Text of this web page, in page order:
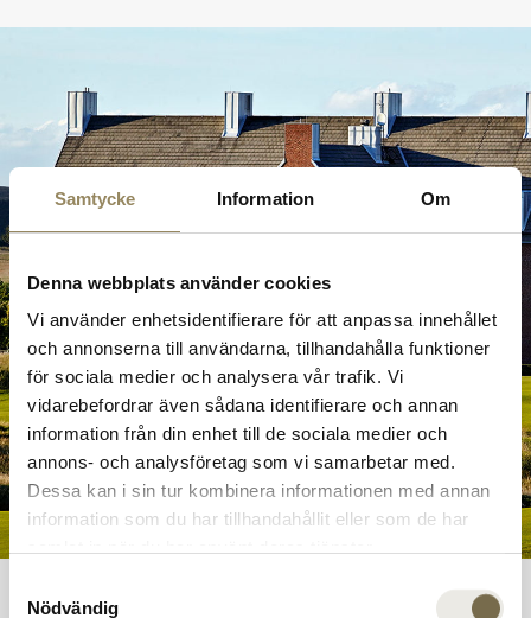
Samtycke Information Om
Denna webbplats använder cookies
Vi använder enhetsidentifierare för att anpassa innehållet
och annonserna till användarna, tillhandahålla funktioner
för sociala medier och analysera vår trafik. Vi
vidarebefordrar även sådana identifierare och annan
information från din enhet till de sociala medier och
annons- och analysföretag som vi samarbetar med.
Dessa kan i sin tur kombinera informationen med annan
information som du har tillhandahållit eller som de har
Nödvändig